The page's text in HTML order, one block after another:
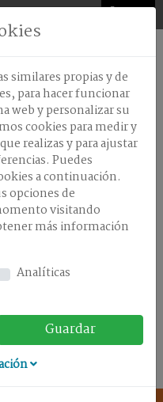
CRITERIOS
similares propias y de
para hacer funcionar
web y personalizar su
cookies para medir y
realizas y para ajustar
Puedes
a continuación.
opciones de
visitando
más información
Analíticas
Guardar